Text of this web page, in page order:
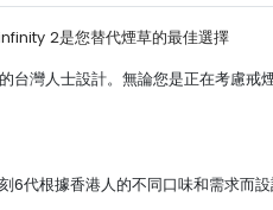
2是您替代煙草的最佳選擇
人士設計。無論您是正在考慮戒
代根據香港人的不同口味和需求而設